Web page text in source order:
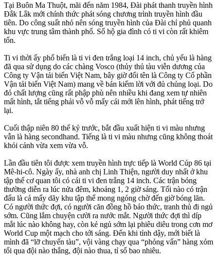
Tại Buôn Ma Thuột, mãi đến năm 1984, Đài phát thanh truyền hình
Đắk Lắk mới chính thức phát sóng chương trình truyền hình đầu
tiên. Do công suất nhỏ nên sóng truyền hình của Đài chỉ phủ quanh
khu vực trung tâm thành phố. Số hộ gia đình có ti vi còn rất khiêm
tốn.
Ti vi thời ấy phổ biến là ti vi đen trắng loại 14 inch, chủ yếu là hàng
đã qua sử dụng do các chàng Vosco (thủy thủ tàu viễn dương của
Công ty Vận tải biển Việt Nam, bây giờ đổi tên là Công ty Cổ phần
Vận tải biển Việt Nam) mang về bán kiếm lời với đủ chủng loại. Do
đó chất lượng cũng rất phập phù nên nhiều khi đang xem tự nhiên
mất hình, tắt tiếng phải vỗ vỗ mấy cái mới lên hình, phát tiếng trở
lại.
Cuối thập niên 80 thế kỷ trước, bắt đầu xuất hiện ti vi màu nhưng
vẫn là hàng secondhand. Tiếng là ti vi màu nhưng cũng không thoát
khỏi cảnh vừa xem vừa vỗ.
Lần đầu tiên tôi được xem truyền hình trực tiếp là World Cúp 86 tại
Mê-hi-cô. Ngày ấy, nhà anh chị Linh Thiện, người duy nhất ở khu
tập thể cơ quan tôi có cái ti vi đen trắng 14 inch. Các trận bóng
thường diễn ra lúc nửa đêm, khoảng 1, 2 giờ sáng. Tối nào có trận
đấu là cả mấy dãy khu tập thể mong ngóng chờ đến giờ bóng lăn.
Có người thức đợi, có người căn đồng hồ báo thức, tranh thủ đi ngủ
sớm. Cũng lắm chuyện cười ra nước mắt. Người thức đợi thì díp
mắt lúc nào không hay, còn kẻ ngủ sớm lại phiêu diêu trong cơn mơ
World Cup một mạch cho tới sáng. Đến khi tỉnh dậy, mới biết là
mình đã “lỡ chuyến tàu”, vội vàng chạy qua “phỏng vấn” hàng xóm
tối qua đội nào thắng, đội nào thua, tỉ số bao nhiêu.